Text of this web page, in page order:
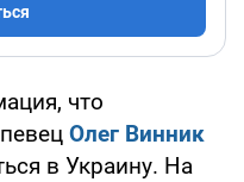
что
Олег Винник
в Украину. На